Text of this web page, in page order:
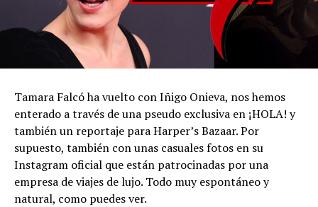
Tamara Falcó ha vuelto con Iñigo Onieva, nos hemos
enterado a través de una pseudo exclusiva en ¡HOLA! y
también un reportaje para Harper’s Bazaar. Por
supuesto, también con unas casuales fotos en su
Instagram oficial que están patrocinadas por una
empresa de viajes de lujo. Todo muy espontáneo y
natural, como puedes ver.